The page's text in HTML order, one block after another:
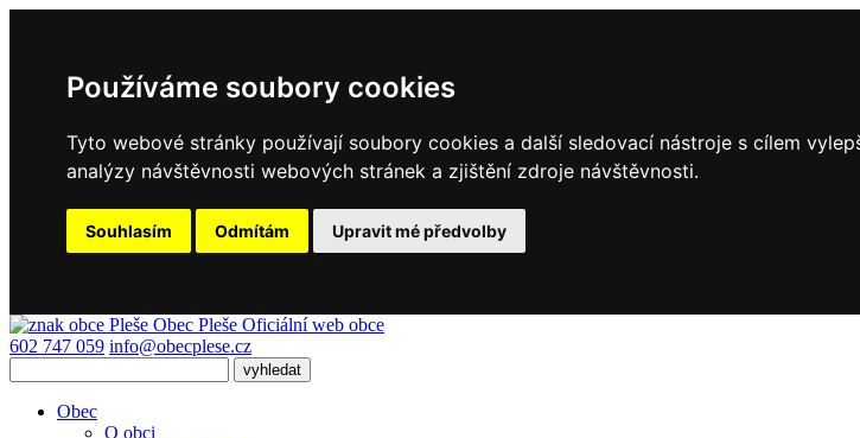
Používáme soubory cookies
Tyto webové stránky používají soubory cookies a další sledovací nástroje s cílem
analýzy návštěvnosti webových stránek a zjištění zdroje návštěvnosti.
Souhlasím Odmítám Upravit mé předvolby
Obec Pleše Oficiální web obce
602 747 059 info@obecplese.cz
Obec
O obci